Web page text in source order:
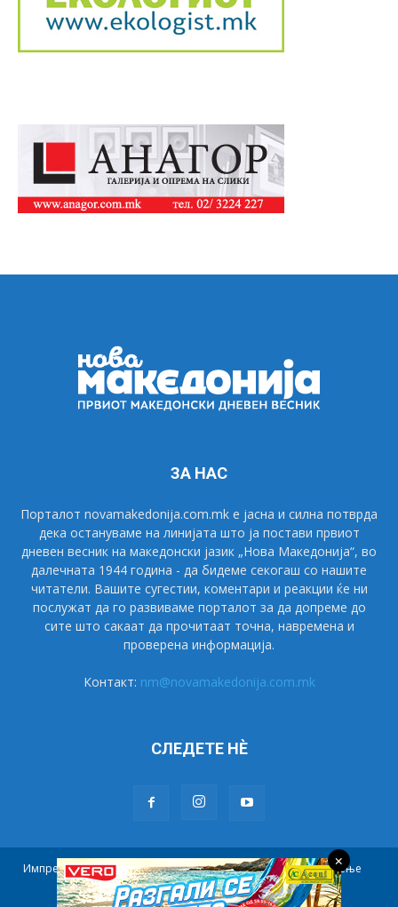
ЗА НАС
Порталот novamakedonija.com.mk е јасна и силна потврда
дека остануваме на линијата што ја постави првиот
дневен весник на македонски јазик „Нова Македонија“, во
далечната 1944 година - да бидеме секогаш со нашите
читатели. Вашите сугестии, коментари и реакции ќе ни
послужат да го развиваме порталот за да допреме до
сите што сакаат да прочитаат точна, навремена и
проверена информација.
Контакт: nm@novamakedonija.com.mk
СЛЕДЕТЕ НÈ
Импресум Маркетинг Претплата
Правила на користење
Контакт
×